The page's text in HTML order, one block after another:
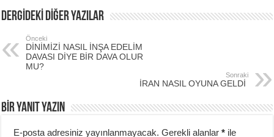
DERGİDEKİ DİĞER YAZILAR
Önceki
DİNİMİZİ NASIL İNŞA EDELİM
DAVASI DİYE BİR DAVA OLUR
MU?
Sonraki
İRAN NASIL OYUNA GELDİ
BIR YANIT YAZIN
E-posta adresiniz yayınlanmayacak. Gerekli alanlar* ile